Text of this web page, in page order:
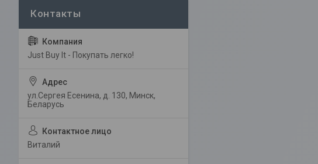
Just Buy It - Покупать легко!
ул.Сергея Есенина, д. 130, Минск,
Беларусь
Виталий